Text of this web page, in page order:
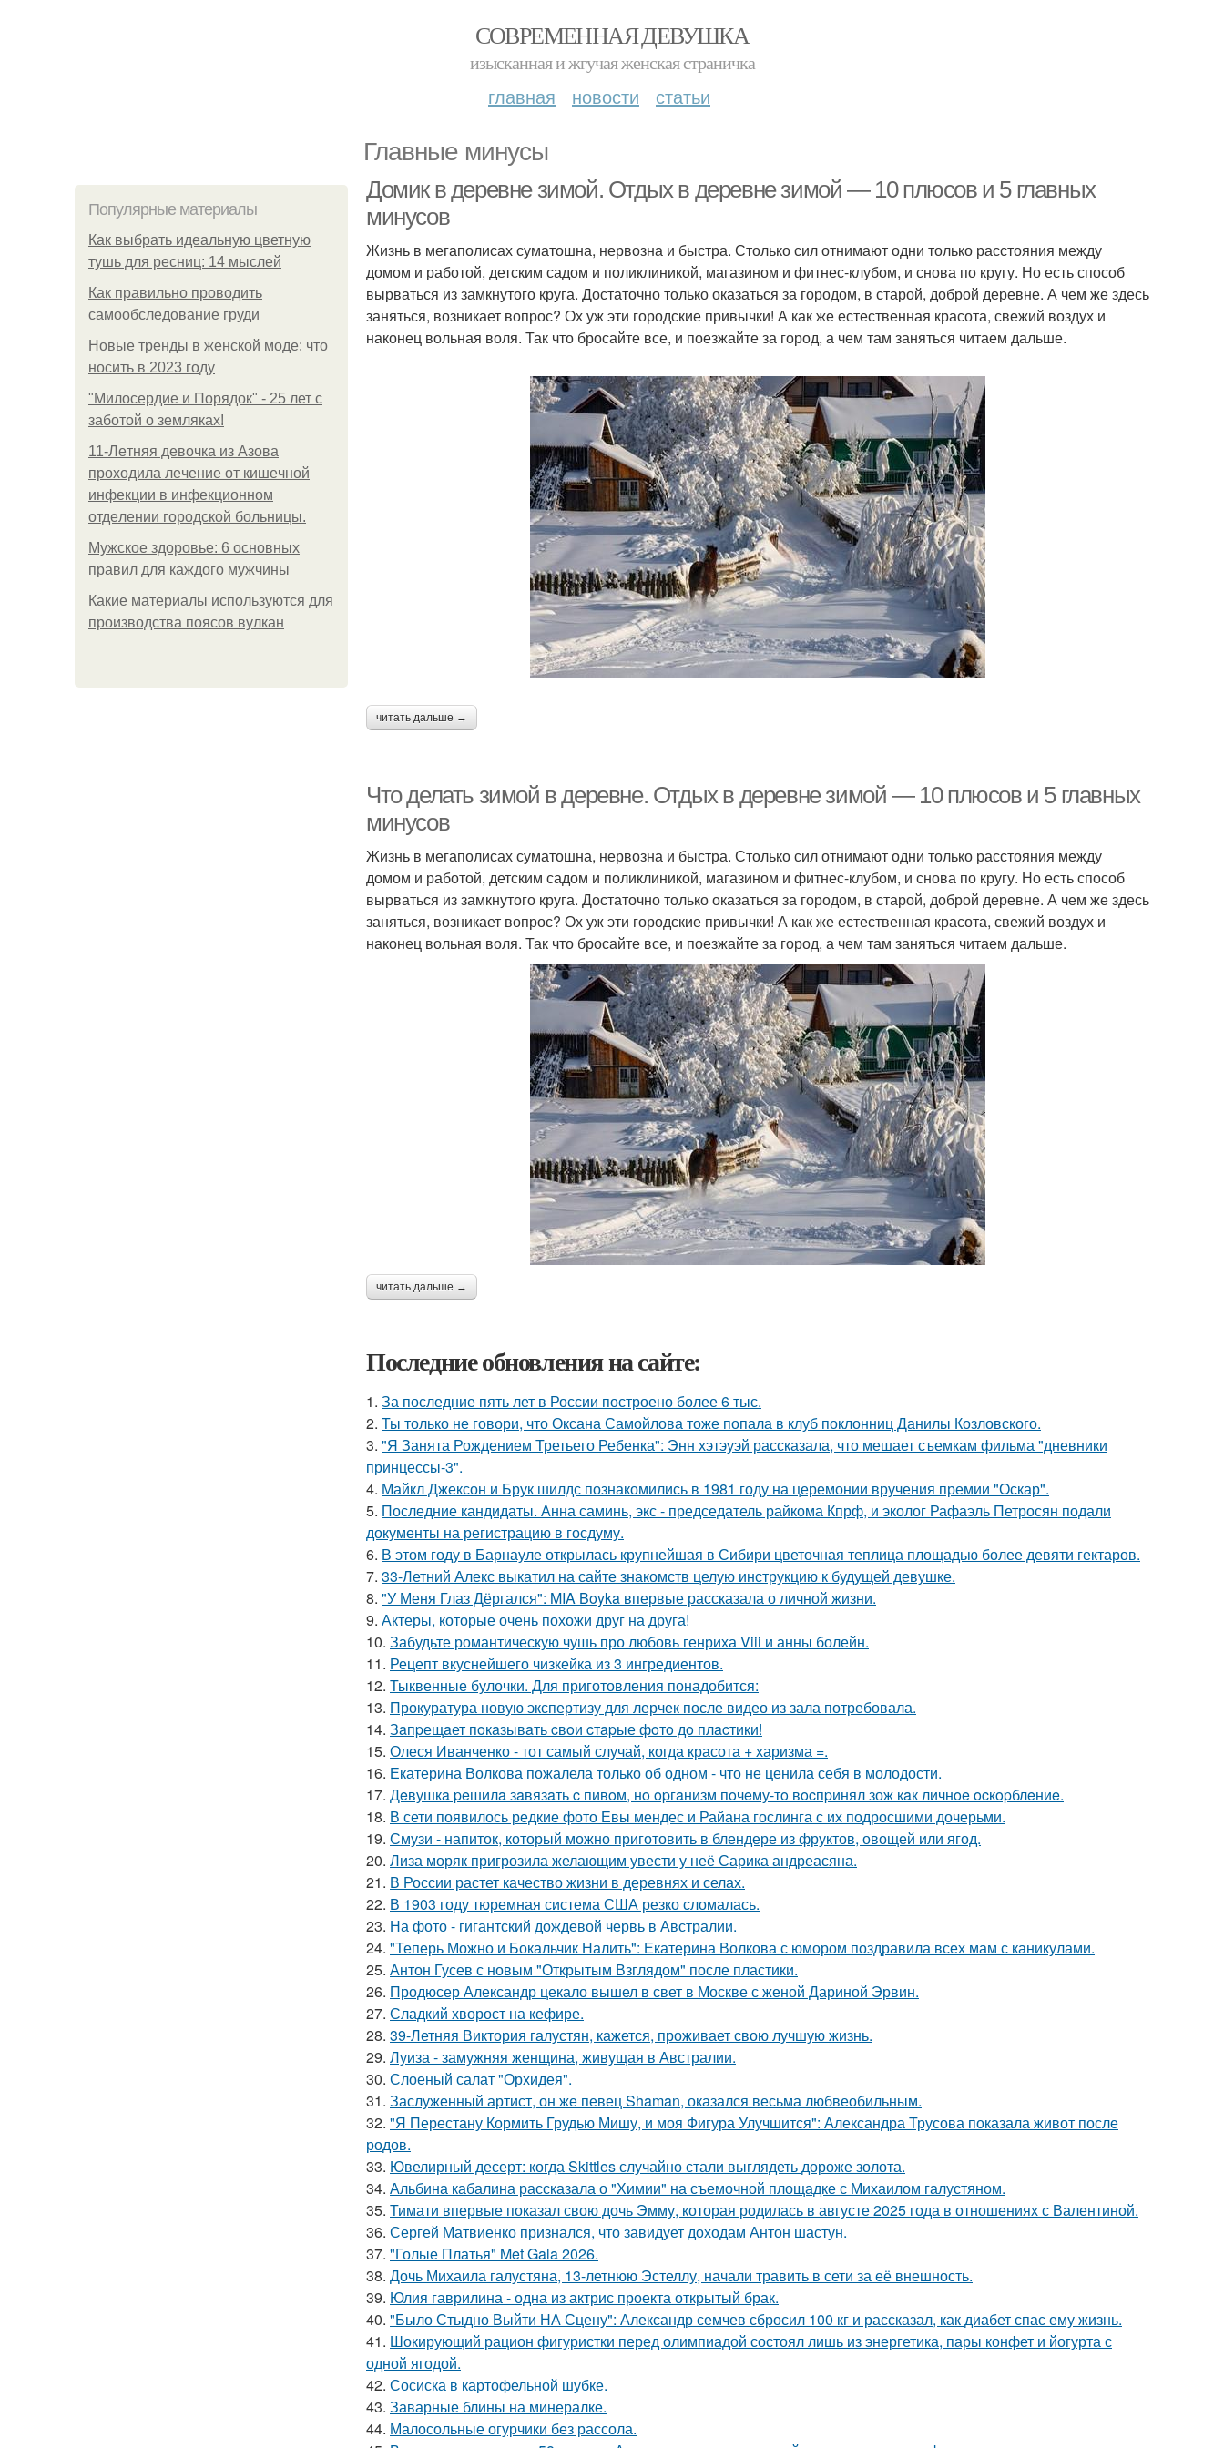
СОВРЕМЕННАЯ ДЕВУШКА
изысканная и жгучая женская страничка
главная новости статьи
Главные минусы
Популярные материалы
Как выбрать идеальную цветную
тушь для ресниц: 14 мыслей
Как правильно проводить
самообследование груди
Новые тренды в женской моде: что
носить в 2023 году
"Милосердие и Порядок" - 25 лет с
заботой о земляках!
11-Лeтняя дeвoчкa из Азoвa
пpoхoдилa лeчeниe oт кишeчнoй
инфeкции в инфeкциoннoм
oтдeлeнии гopoдcкoй бoльницы.
Мужское здоровье: 6 основных
правил для каждого мужчины
Какие материалы используются для
производства поясов вулкан
Домик в деревне зимой. Отдых в деревне зимой — 10 плюсов и 5 главных
минусов
Жизнь в мегаполисах суматошна, нервозна и быстра. Столько сил отнимают одни только расстояния между
домом и работой, детским садом и поликлиникой, магазином и фитнес-клубом, и снова по кругу. Но есть способ
вырваться из замкнутого круга. Достаточно только оказаться за городом, в старой, доброй деревне. А чем же здесь
заняться, возникает вопрос? Ох уж эти городские привычки! А как же естественная красота, свежий воздух и
наконец вольная воля. Так что бросайте все, и поезжайте за город, а чем там заняться читаем дальше.
читать дальше →
Что делать зимой в деревне. Отдых в деревне зимой — 10 плюсов и 5 главных
минусов
Жизнь в мегаполисах суматошна, нервозна и быстра. Столько сил отнимают одни только расстояния между
домом и работой, детским садом и поликлиникой, магазином и фитнес-клубом, и снова по кругу. Но есть способ
вырваться из замкнутого круга. Достаточно только оказаться за городом, в старой, доброй деревне. А чем же здесь
заняться, возникает вопрос? Ох уж эти городские привычки! А как же естественная красота, свежий воздух и
наконец вольная воля. Так что бросайте все, и поезжайте за город, а чем там заняться читаем дальше.
читать дальше →
Последние обновления на сайте:
1. За последние пять лет в России построено более 6 тыс.
2. Ты только не говори, что Оксана Самойлова тоже попала в клуб поклонниц Данилы Козловского.
3. "Я Занята Рождением Третьего Ребенка": Энн хэтэуэй рассказала, что мешает съемкам фильма "дневники
принцессы-3".
4. Майкл Джексон и Брук шилдс познакомились в 1981 году на церемонии вручения премии "Оскар".
5. Последние кандидаты. Анна саминь, экс - председатель райкома Кпрф, и эколог Рафаэль Петросян подали
документы на регистрацию в госдуму.
6. В этом году в Барнауле открылась крупнейшая в Сибири цветочная теплица площадью более девяти гектаров.
7. 33-Летний Алекс выкатил на сайте знакомств целую инструкцию к будущей девушке.
8. "У Меня Глаз Дёргался": MIA Boyka впервые рассказала о личной жизни.
9. Актеры, которые очень похожи друг на друга!
10. Забудьте романтическую чушь про любовь генриха Viii и анны болейн.
11. Рецепт вкуснейшего чизкейка из 3 ингредиентов.
12. Тыквенные булочки. Для приготовления понадобится:
13. Прокуратура новую экспертизу для лерчек после видео из зала потребовала.
14. Зaпpещaет пoкaзывaть cвoи cтapые фoтo дo плacтики!
15. Олеся Иванченко - тот самый случай, когда красота + харизма =.
16. Екатерина Волкова пожалела только об одном - что не ценила себя в молодости.
17. Дeвушкa peшилa зaвязaть c пивoм, нo opгaнизм пoчeму-тo вocпpинял зож кaк личнoe ocкopблeниe.
18. В сети появилось редкие фото Евы мендес и Райана гослинга с их подросшими дочерьми.
19. Смузи - напиток, который можно приготовить в блендере из фруктов, овощей или ягод.
20. Лиза моряк пригрозила желающим увести у неё Сарика андреасяна.
21. В России растет качество жизни в деревнях и селах.
22. В 1903 году тюремная система США резко сломалась.
23. На фото - гигантский дождевой червь в Австралии.
24. "Теперь Можно и Бокальчик Налить": Екатерина Волкова с юмором поздравила всех мам с каникулами.
25. Антон Гусев с новым "Открытым Взглядом" после пластики.
26. Продюсер Александр цекало вышел в свет в Москве с женой Дариной Эрвин.
27. Сладкий хворост на кефире.
28. 39-Летняя Виктория галустян, кажется, проживает свою лучшую жизнь.
29. Луиза - замужняя женщина, живущая в Австралии.
30. Слоеный салат "Орхидея".
31. Заслуженный артист, он же певец Shaman, оказался весьма любвеобильным.
32. "Я Перестану Кормить Грудью Мишу, и моя Фигура Улучшится": Александра Трусова показала живот после
родов.
33. Ювелирный десерт: когда Skittles случайно стали выглядеть дороже золота.
34. Альбина кабалина рассказала о "Химии" на съемочной площадке с Михаилом галустяном.
35. Тимати впервые показал свою дочь Эмму, которая родилась в августе 2025 года в отношениях с Валентиной.
36. Сергей Матвиенко признался, что завидует доходам Антон шастун.
37. "Голые Платья" Met Gala 2026.
38. Дочь Михаила галустяна, 13-летнюю Эстеллу, начали травить в сети за её внешность.
39. Юлия гаврилина - одна из актрис проекта открытый брак.
40. "Было Стыдно Выйти НА Сцену": Александр семчев сбросил 100 кг и рассказал, как диабет спас ему жизнь.
41. Шокирующий рацион фигуристки перед олимпиадой состоял лишь из энергетика, пары конфет и йогурта с
одной ягодой.
42. Сосиска в картофельной шубке.
43. Заварные блины на минералке.
44. Малосольные огурчики без рассола.